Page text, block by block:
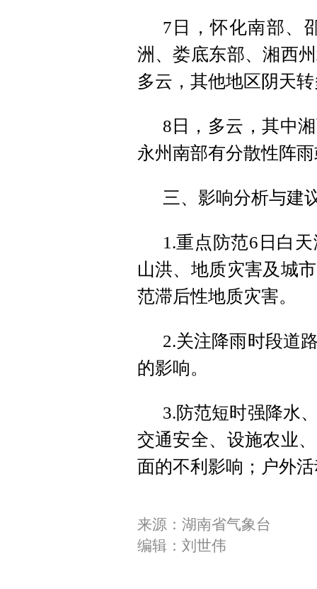
7日，怀化南部、
洲、娄底东部、湘西
多云，其他地区阴天
8日，多云，其中
永州南部有分散性阵
三、影响分析与建
1.重点防范6日白
山洪、地质灾害及城
范滞后性地质灾害。
2.关注降雨时段道
的影响。
3.防范短时强降水
交通安全、设施农业
面的不利影响；户外
来源：湖南省气象台
编辑：刘世伟